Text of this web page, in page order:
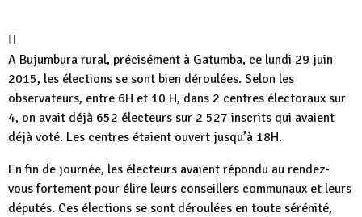

A Bujumbura rural, précisément à Gatumba, ce lundi 29 juin
2015, les élections se sont bien déroulées. Selon les
observateurs, entre 6H et 10 H, dans 2 centres électoraux sur
4, on avait déjà 652 électeurs sur 2 527 inscrits qui avaient
déjà voté. Les centres étaient ouvert jusqu’à 18H.
En fin de journée, les électeurs avaient répondu au rendez-
vous fortement pour élire leurs conseillers communaux et leurs
députés. Ces élections se sont déroulées en toute sérénité,